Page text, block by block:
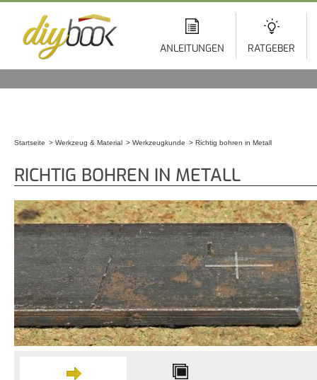
ANLEITUNGEN RATGEBER
Startseite Werkzeug & Material Werkzeugkunde Richtig bohren in Metall
RICHTIG BOHREN IN METALL